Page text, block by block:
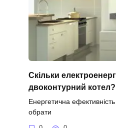
Скільки
двоконтурний котел?
Енергетична
обрати